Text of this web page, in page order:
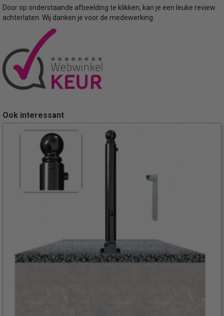
Door op onderstaande afbeelding te klikken, kan je een leuke review
achterlaten. Wij danken je voor de medewerking.
Ook interessant